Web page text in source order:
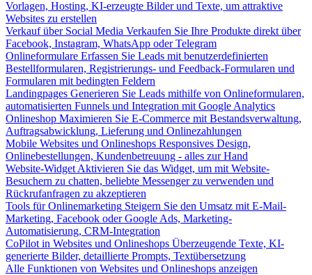
Vorlagen, Hosting, KI-erzeugte Bilder und Texte, um attraktive
Websites zu erstellen
Verkauf über Social Media Verkaufen Sie Ihre Produkte direkt über
Facebook, Instagram, WhatsApp oder Telegram
Onlineformulare Erfassen Sie Leads mit benutzerdefinierten
Bestellformularen, Registrierungs- und Feedback-Formularen und
Formularen mit bedingten Feldern
Landingpages Generieren Sie Leads mithilfe von Onlineformularen,
automatisierten Funnels und Integration mit Google Analytics
Onlineshop Maximieren Sie E-Commerce mit Bestandsverwaltung,
Auftragsabwicklung, Lieferung und Onlinezahlungen
Mobile Websites und Onlineshops Responsives Design,
Onlinebestellungen, Kundenbetreuung - alles zur Hand
Website-Widget Aktivieren Sie das Widget, um mit Website-
Besuchern zu chatten, beliebte Messenger zu verwenden und
Rückrufanfragen zu akzeptieren
Tools für Onlinemarketing Steigern Sie den Umsatz mit E-Mail-
Marketing, Facebook oder Google Ads, Marketing-
Automatisierung, CRM-Integration
CoPilot in Websites und Onlineshops Überzeugende Texte, KI-
generierte Bilder, detaillierte Prompts, Textübersetzung
Alle Funktionen von Websites und Onlineshops anzeigen